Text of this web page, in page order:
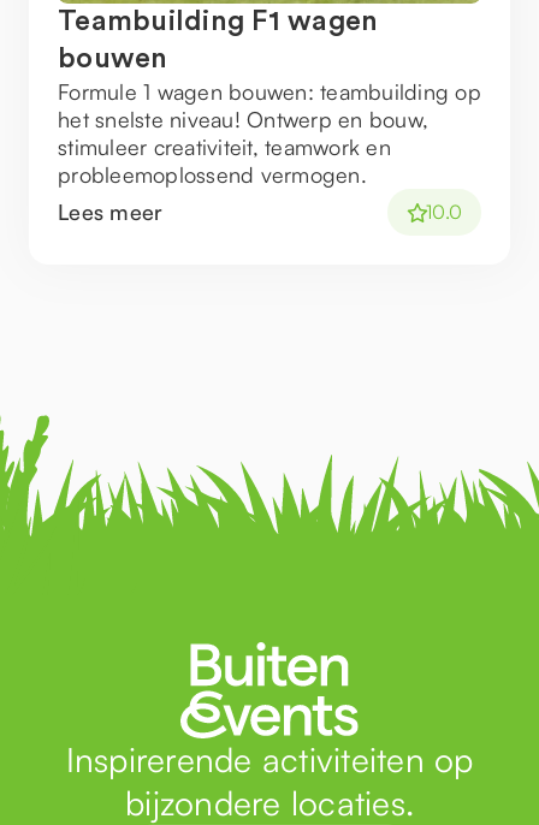
Teambuilding F1 wagen
bouwen
Formule 1 wagen bouwen: teambuilding op
het snelste niveau! Ontwerp en bouw,
stimuleer creativiteit, teamwork en
probleemoplossend vermogen.
Lees meer
10.0
Inspirerende activiteiten op
bijzondere locaties.